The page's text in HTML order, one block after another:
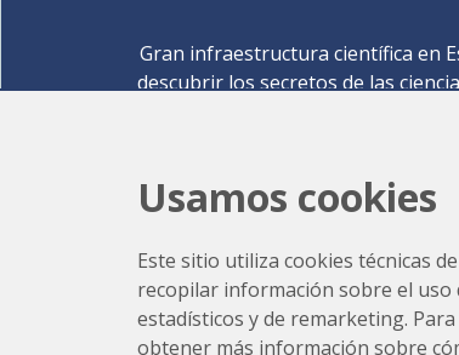
Gran infraestructura científica en
descubrir los secretos de las
Carrer de la Llum 2-26 08290
Cómo llegar
+34 93 592 43
Usamos cookies
Este sitio utiliza cookies técnicas
recopilar información sobre el
estadísticos y de remarketing.
obtener más información sobre